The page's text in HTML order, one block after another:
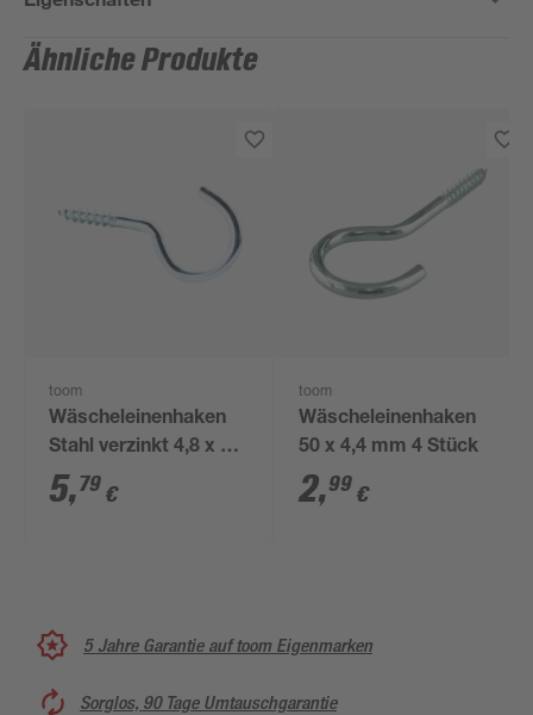
Ähnliche Produkte
toom
Wäscheleinenhaken
Stahl verzinkt 4,8 x 65
mm 12 Stück
5,79 €
toom
Wäscheleinenhaken
50 x 4,4 mm 4 Stück
2,99 €
5 Jahre Garantie auf toom Eigenmarken
Sorglos, 90 Tage Umtauschgarantie